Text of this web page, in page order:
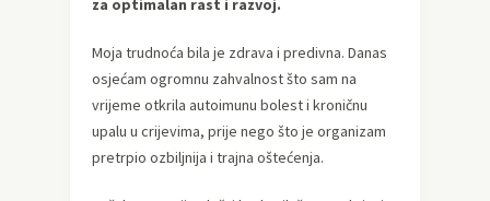
za optimalan rast i razvoj.
Moja trudnoća bila je zdrava i predivna. Danas
osjećam ogromnu zahvalnost što sam na
vrijeme otkrila autoimunu bolest i kroničnu
upalu u crijevima, prije nego što je organizam
pretrpio ozbiljnija i trajna oštećenja.